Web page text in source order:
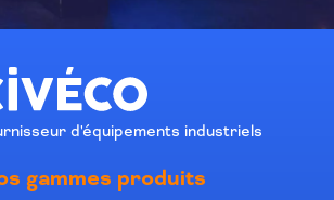
d'équipements industriels
gammes produits